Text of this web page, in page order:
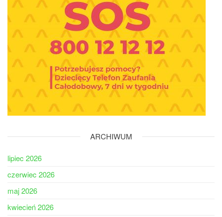
ARCHIWUM
lipiec 2026
czerwiec 2026
maj 2026
kwiecień 2026